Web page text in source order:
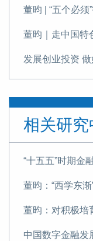
董昀 | “五个必
发展创业投资
发展创业投资
成渝地区金融基
如何深化金融体
相关研
“十五五”时期金
中国数字金融发